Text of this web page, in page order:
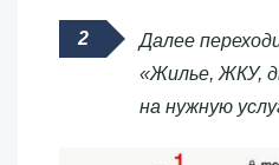
Далее
«Жилье, ЖКУ,
на нужную